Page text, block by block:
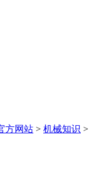
方网站 > 机械知识 >